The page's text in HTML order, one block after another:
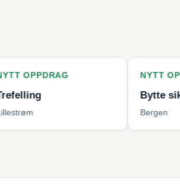
NYTT OPPDRAG
Bytte sikringsskap